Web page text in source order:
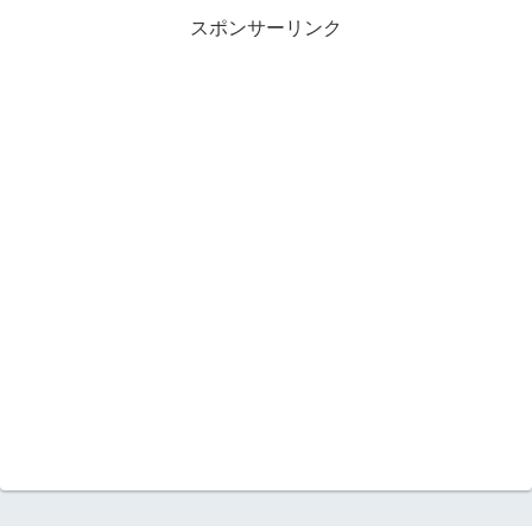
スポンサーリンク